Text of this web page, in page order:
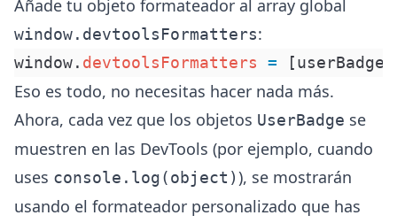
Añade tu objeto formateador al array global
window.devtoolsFormatters:
window. devtoolsFormatters =
Eso es todo, no necesitas hacer nada más.
Ahora, cada vez que los objetos UserBadge se
muestren en las DevTools (por ejemplo, cuando
uses console.log(object)), se mostrarán
usando el formateador personalizado que has